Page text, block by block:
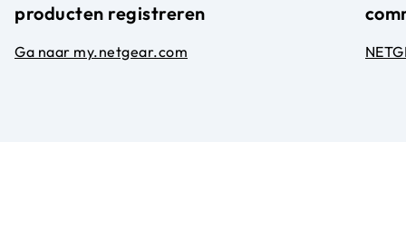
producten registreren
Ga naar my.netgear.com